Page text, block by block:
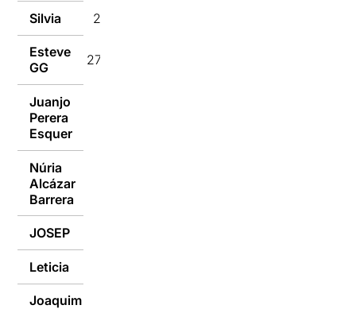
Silvia 27/02/2023
Esteve
GG
27/02/2023
Juanjo
Perera
Esquer
Núria
Alcázar
Barrera
JOSEP
Leticia
Joaquim